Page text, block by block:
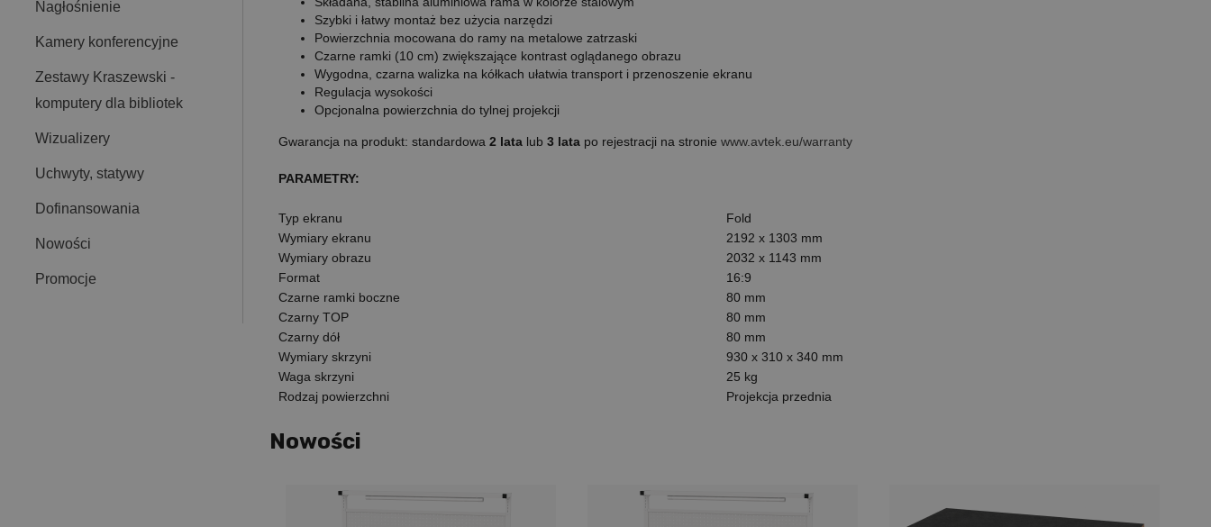
Nagłośnienie
Kamery konferencyjne
Zestawy Kraszewski -
komputery dla bibliotek
Wizualizery
Uchwyty, statywy
Dofinansowania
Nowości
Promocje
Szybki i łatwy montaż bez użycia narzędzi
Powierzchnia mocowana do ramy na metalowe zatrzaski
Czarne ramki (10 cm) zwiększające kontrast oglądanego obrazu
Wygodna, czarna walizka na kółkach ułatwia transport i przenoszenie ekranu
Regulacja wysokości
Opcjonalna powierzchnia do tylnej projekcji
Gwarancja na produkt: standardowa 2 lata lub 3 lata po rejestracji na stronie www.avtek.eu/warranty
PARAMETRY:
Typ ekranu
Fold
Wymiary ekranu
2192 x 1303 mm
Wymiary obrazu
2032 x 1143 mm
Format
16:9
Czarne ramki boczne
80 mm
Czarny TOP
80 mm
Czarny dół
80 mm
Wymiary skrzyni
930 x 310 x 340 mm
Waga skrzyni
25 kg
Rodzaj powierzchni
Projekcja przednia
Nowości